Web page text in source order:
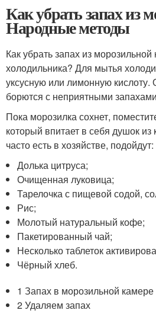
Как убрать запах из
Народные методы
Как убрать запах из
холодильника? Для мытья
уксусную или лимонную кислоту.
борются с неприятными
Пока морозилка сохнет,
который впитает в себя душок из
часто есть в хозяйстве, подойдут:
Долька цитруса;
Очищенная луковица;
Тарелочка с пищевой содой,
Рис;
Молотый натуральный кофе;
Пакетированный чай;
Несколько таблеток
Чёрный хлеб.
1 Запах в морозильной камере
2 Удаляем запах